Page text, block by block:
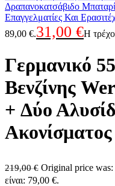
Δραπανοκατσάβιδο
Επαγγελματίες Και
89,00 €.31,00 €Η
Γερμανικό
Βενζίνης
+ Δύο
Ακονίσματος
219,00€ Original price was:
είναι: 79,00 €.